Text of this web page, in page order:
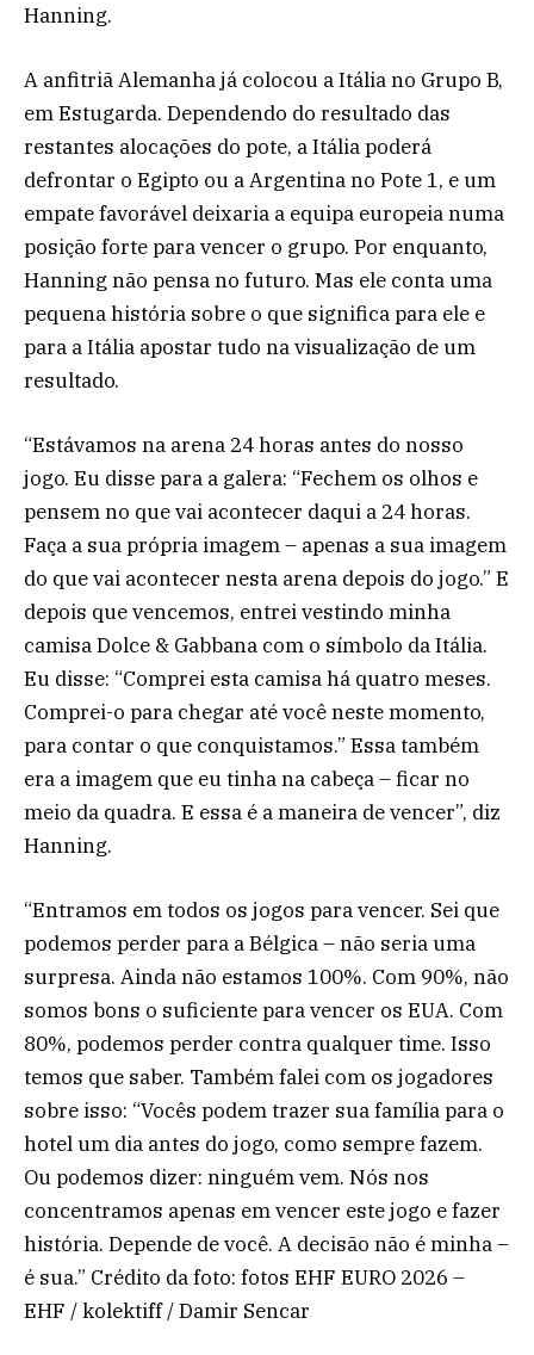
Hanning.
A anfitriã Alemanha já colocou a Itália no Grupo B,
em Estugarda. Dependendo do resultado das
restantes alocações do pote, a Itália poderá
defrontar o Egipto ou a Argentina no Pote 1, e um
empate favorável deixaria a equipa europeia numa
posição forte para vencer o grupo. Por enquanto,
Hanning não pensa no futuro. Mas ele conta uma
pequena história sobre o que significa para ele e
para a Itália apostar tudo na visualização de um
resultado.
“Estávamos na arena 24 horas antes do nosso
jogo. Eu disse para a galera: “Fechem os olhos e
pensem no que vai acontecer daqui a 24 horas.
Faça a sua própria imagem – apenas a sua imagem
do que vai acontecer nesta arena depois do jogo.” E
depois que vencemos, entrei vestindo minha
camisa Dolce & Gabbana com o símbolo da Itália.
Eu disse: “Comprei esta camisa há quatro meses.
Comprei-o para chegar até você neste momento,
para contar o que conquistamos.” Essa também
era a imagem que eu tinha na cabeça – ficar no
meio da quadra. E essa é a maneira de vencer”, diz
Hanning.
“Entramos em todos os jogos para vencer. Sei que
podemos perder para a Bélgica – não seria uma
surpresa. Ainda não estamos 100%. Com 90%, não
somos bons o suficiente para vencer os EUA. Com
80%, podemos perder contra qualquer time. Isso
temos que saber. Também falei com os jogadores
sobre isso: “Vocês podem trazer sua família para o
hotel um dia antes do jogo, como sempre fazem.
Ou podemos dizer: ninguém vem. Nós nos
concentramos apenas em vencer este jogo e fazer
história. Depende de você. A decisão não é minha –
é sua.” Crédito da foto: fotos EHF EURO 2026 –
EHF / kolektiff / Damir Sencar